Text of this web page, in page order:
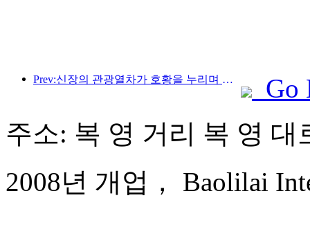
Prev:신장의 관광열차가 호황을 누리며 문화·관광 경제를 활성화하고 있습니다.
Go
주소: 복 영 거리 복 영 대
2008년 개업， Baolilai